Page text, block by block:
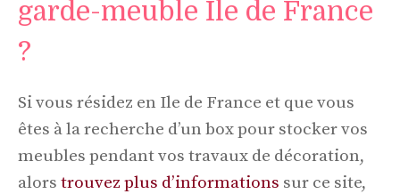
garde-meuble Ile de France
?
Si vous résidez en Ile de France et que vous
êtes à la recherche d’un box pour stocker vos
meubles pendant vos travaux de décoration,
alors trouvez plus d’informations sur ce site,